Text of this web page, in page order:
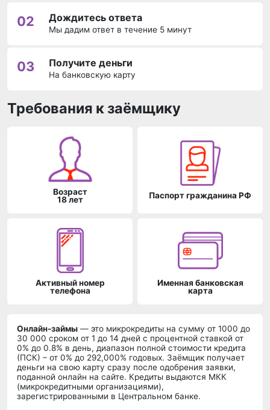
02 Дождитесь ответа
Мы дадим ответ в течение 5 минут
03 Получите деньги
На банковскую карту
Требования к заёмщику
Возраст
18 лет
Паспорт гражданина РФ
Активный номер
телефона
Именная банковская
карта
Онлайн-займы — это микрокредиты на сумму от 1000 до
30 000 сроком от 1 до 14 дней c процентной ставкой от
0% до 0.8% в день, диапазон полной стоимости кредита
(ПСК) – от 0% до 292,000% годовых. Заёмщик получает
деньги на свою карту сразу после одобрения заявки,
поданной онлайн на сайте. Кредиты выдаются МКК
(микрокредитными организациями),
зарегистрированными в Центральном банке.